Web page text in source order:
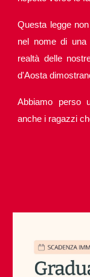
Questa legge
nel nome di una
realtà delle
d'Aosta
Abbiamo perso
anche i ragazzi